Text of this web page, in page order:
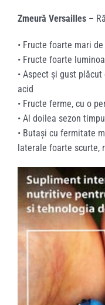
Zmeură Versailles –
• Fructe foarte mari
• Fructe foarte
• Aspect și gust
acid
• Fructe ferme, cu o
• Al doilea sezon
• Butași cu fermitate
laterale foarte scurte,